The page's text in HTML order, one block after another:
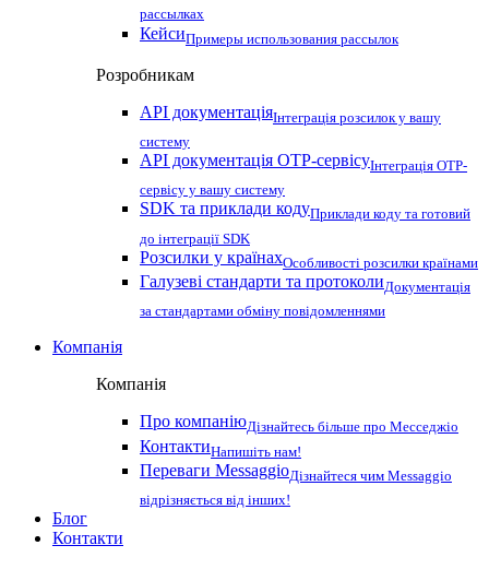
рассылках
КейсиПримеры использования рассылок
Розробникам
API документаціяІнтеграція розсилок у вашу
систему
API документація OTP-сервісуІнтеграція OTP-
сервісу у вашу систему
SDK та приклади кодуПриклади коду та готовий
до інтеграції SDK
Розсилки у країнахОсобливості розсилки країнами
Галузеві стандарти та протоколиДокументація
за стандартами обміну повідомленнями
Компанія
Компанія
Про компаніюДізнайтесь більше про Месседжіо
КонтактиНапишіть нам!
Переваги MessaggioДізнайтеся чим Messaggio
відрізняється від інших!
Блог
Контакти